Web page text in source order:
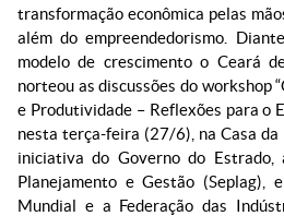
transformação econômica pelas
além do empreendedorismo.
modelo de crescimento o Ceará
norteou as discussões do workshop
e Produtividade – Reflexões para o
nesta terça-feira (27/6), na Casa
iniciativa do Governo do Estrado,
Planejamento e Gestão (Seplag),
Mundial e a Federação das